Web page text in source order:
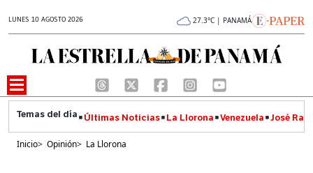
LUNES 10 AGOSTO 2026 27.3°C | PANAMÁ
Últimas Noticias La Llorona Venezuela José
Inicio> Opinión> La Llorona